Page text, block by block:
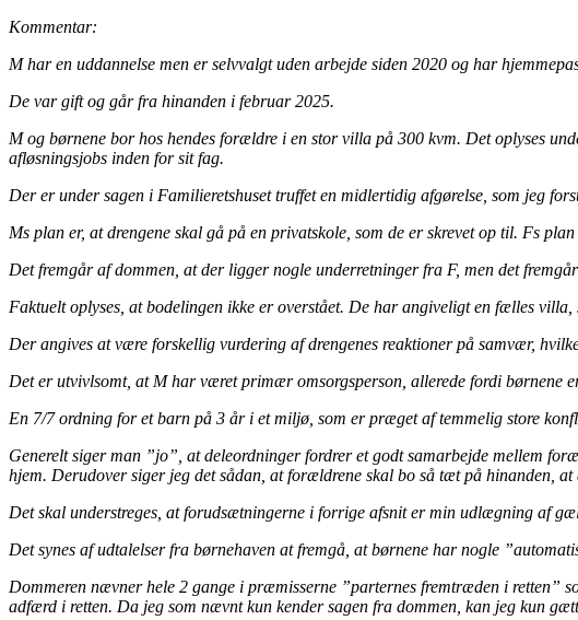
Kommentar:
M har en uddannelse men er selvvalgt uden arbejde siden 2020 og har
De var gift og går fra hinanden i februar 2025.
M og børnene bor hos hendes forældre i en stor villa på 300 kvm. Det oplyses
afløsningsjobs inden for sit fag.
Der er under sagen i Familieretshuset truffet en midlertidig afgørelse, som jeg
Ms plan er, at drengene skal gå på en privatskole, som de er skrevet op til. Fs
Det fremgår af dommen, at der ligger nogle underretninger fra F, men det
Faktuelt oplyses, at bodelingen ikke er overstået. De har angiveligt en fælles
Der angives at være forskellig vurdering af drengenes reaktioner på samvær,
Det er utvivlsomt, at M har været primær omsorgsperson, allerede fordi børnene
En 7/7 ordning for et barn på 3 år i et miljø, som er præget af temmelig store
Generelt siger man ”jo”, at deleordninger fordrer et godt samarbejde mellem
hjem. Derudover siger jeg det sådan, at forældrene skal bo så tæt på hinanden,
Det skal understreges, at forudsætningerne i forrige afsnit er min udlægning af
Det synes af udtalelser fra børnehaven at fremgå, at børnene har nogle
Dommeren nævner hele 2 gange i præmisserne ”parternes fremtræden i retten”
adfærd i retten. Da jeg som nævnt kun kender sagen fra dommen, kan jeg kun